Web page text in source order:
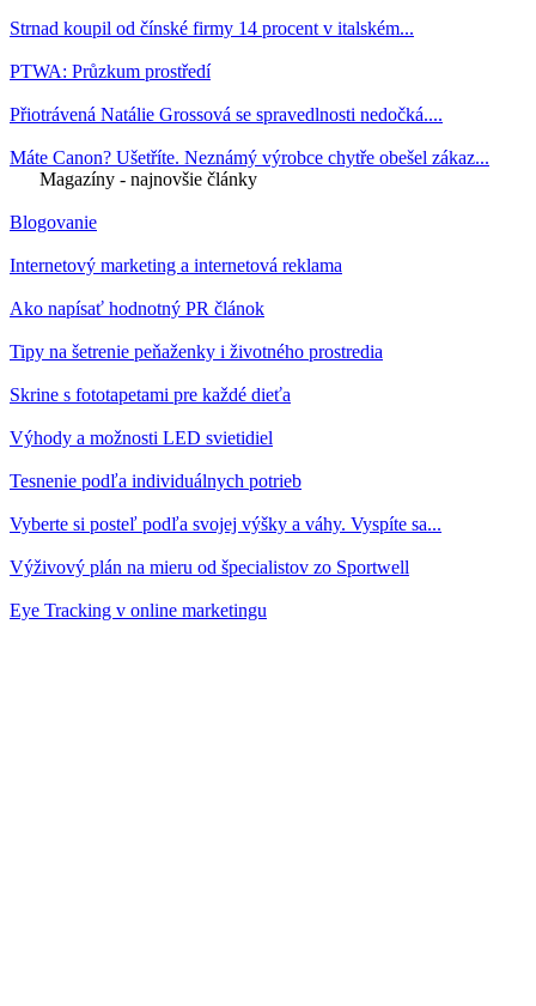
Strnad koupil od čínské firmy 14 procent v italském...
PTWA: Průzkum prostředí
Přiotrávená Natálie Grossová se spravedlnosti nedočká....
Máte Canon? Ušetříte. Neznámý výrobce chytře obešel zákaz...
Magazíny - najnovšie články
Blogovanie
Internetový marketing a internetová reklama
Ako napísať hodnotný PR článok
Tipy na šetrenie peňaženky i životného prostredia
Skrine s fototapetami pre každé dieťa
Výhody a možnosti LED svietidiel
Tesnenie podľa individuálnych potrieb
Vyberte si posteľ podľa svojej výšky a váhy. Vyspíte sa...
Výživový plán na mieru od špecialistov zo Sportwell
Eye Tracking v online marketingu